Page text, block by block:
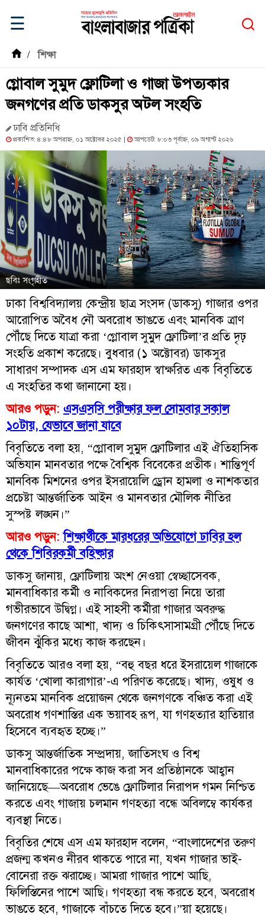
☰
/ শিক্ষা
গ্লোবাল সুমুদ ফ্লোটিলা ও গাজা উপত্যকার
জনগণের প্রতি ডাকসুর অটল সংহতি
ঢাবি প্রতিনিধি
প্রকাশিত: ৪:৪৮ অপরাহ্ন, ০১ অক্টোবর ২০২৫ | আপডেট: ৮:০৩ পূর্বাহ্ন, ০৯ অগাস্ট ২০২৬
ছবিঃ সংগৃহীত
ঢাকা বিশ্ববিদ্যালয় কেন্দ্রীয় ছাত্র সংসদ(ডাকসু) গাজার ওপর
আরোপিত অবৈধ নৌ অবরোধ ভাঙতে এবং মানবিক ত্রাণ
পৌঁছে দিতে যাত্রা করা ‘গ্লোবাল সুমুদ ফ্লোটিলা’র প্রতি দৃঢ়
সংহতি প্রকাশ করেছে। বুধবার (১ অক্টোবর) ডাকসুর
সাধারণসম্পাদক এস এম ফারহাদ স্বাক্ষরিত এক বিবৃতিতে
এ সংহতির কথা জানানো হয়।
আরও পড়ুন: এসএসসি পরীক্ষার ফল সোমবার সকাল
১০টায়, যেভাবে জানা যাবে
বিবৃতিতে বলা হয়, “গ্লোবাল সুমুদ ফ্লোটিলার এই ঐতিহাসিক
অভিযান মানবতার পক্ষে বৈশ্বিক বিবেকের প্রতীক। শান্তিপূর্ণ
মানবিক মিশনের ওপর ইসরায়েলি ড্রোন হামলা ও নাশকতার
প্রচেষ্টা আন্তর্জাতিক আইন ও মানবতার মৌলিক নীতির
সুস্পষ্ট লঙ্ঘন।”
আরও পড়ুন: শিক্ষার্থীকে মারধরের অভিযোগে ঢাবির হল
থেকে শিবিরকর্মী বহিষ্কার
ডাকসু জানায়, ফ্লোটিলায় অংশ নেওয়া স্বেচ্ছাসেবক,
মানবাধিকার কর্মী ও নাবিকদের নিরাপত্তা নিয়ে তারা
গভীরভাবে উদ্বিগ্ন। এই সাহসী কর্মীরা গাজার অবরুদ্ধ
জনগণের কাছে আশা, খাদ্য ও চিকিৎসাসামগ্রী পৌঁছে দিতে
জীবন ঝুঁকির মধ্যে কাজ করছেন।
বিবৃতিতে আরও বলা হয়, “বহু বছর ধরে ইসরায়েল গাজাকে
কার্যত ‘খোলা কারাগার’-এ পরিণত করেছে। খাদ্য, ওষুধ ও
ন্যূনতম মানবিক প্রয়োজন থেকে জনগণকে বঞ্চিত করা এই
অবরোধ গণশাস্তির এক ভয়াবহ রূপ, যা গণহত্যার হাতিয়ার
হিসেবে ব্যবহৃত হচ্ছে।”
ডাকসু আন্তর্জাতিক সম্প্রদায়, জাতিসংঘ ও বিশ্ব
মানবাধিকারের পক্ষে কাজ করা সব প্রতিষ্ঠানকে আহ্বান
জানিয়েছে—অবরোধ ভেঙে ফ্লোটিলার নিরাপদ গমন নিশ্চিত
করতে এবং গাজায় চলমান গণহত্যা বন্ধে অবিলম্বে কার্যকর
ব্যবস্থা নিতে।
বিবৃতির শেষে এস এম ফারহাদ বলেন, “বাংলাদেশের তরুণ
প্রজন্ম কখনও নীরব থাকতে পারে না, যখন গাজার ভাই-
বোনেরা রক্ত ঝরাচ্ছে। আমরা গাজার পাশে আছি,
ফিলিস্তিনের পাশে আছি। গণহত্যা বন্ধ করতে হবে, অবরোধ
ভাঙতে হবে, গাজাকে বাঁচতে দিতে হবে।”য়া হয়েছে।